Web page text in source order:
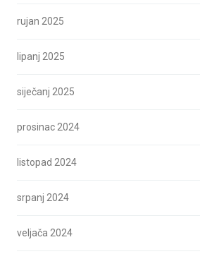
rujan 2025
lipanj 2025
siječanj 2025
prosinac 2024
listopad 2024
srpanj 2024
veljača 2024